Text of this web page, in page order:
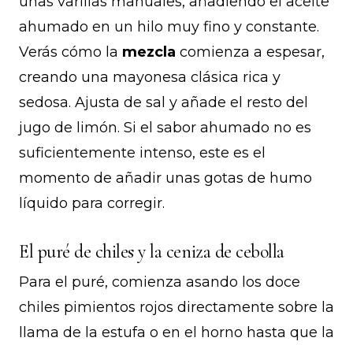
ahumado en un hilo muy fino y constante.
Verás cómo la mezcla comienza a espesar,
creando una mayonesa clásica rica y
sedosa. Ajusta de sal y añade el resto del
jugo de limón. Si el sabor ahumado no es
suficientemente intenso, este es el
momento de añadir unas gotas de humo
líquido para corregir.
El puré de chiles y la ceniza de cebolla
Para el puré, comienza asando los doce
chiles pimientos rojos directamente sobre la
llama de la estufa o en el horno hasta que la